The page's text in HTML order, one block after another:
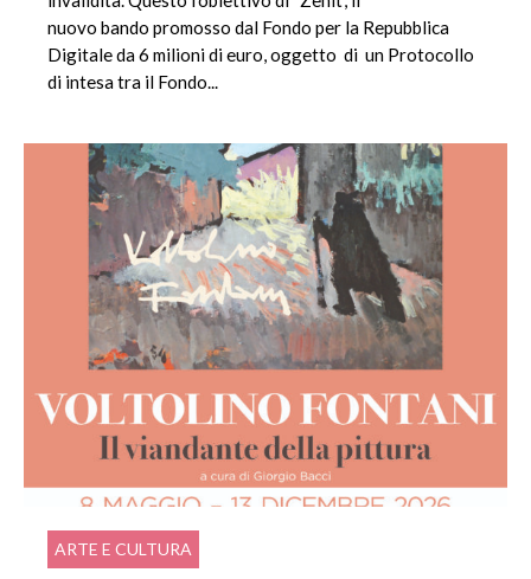
nuovo bando promosso dal Fondo per la Repubblica
Digitale da 6 milioni di euro, oggetto di un Protocollo
di intesa tra il Fondo...
ARTE E CULTURA